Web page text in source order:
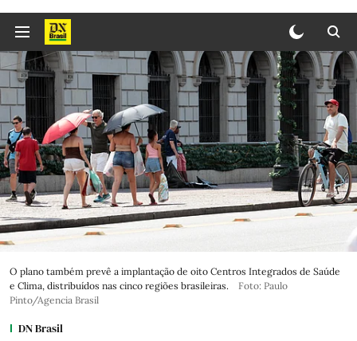
O plano também prevê a implantação de oito Centros Integrados de Saúde
e Clima, distribuídos nas cinco regiões brasileiras.
Foto: Paulo
Pinto/Agencia Brasil
DN Brasil